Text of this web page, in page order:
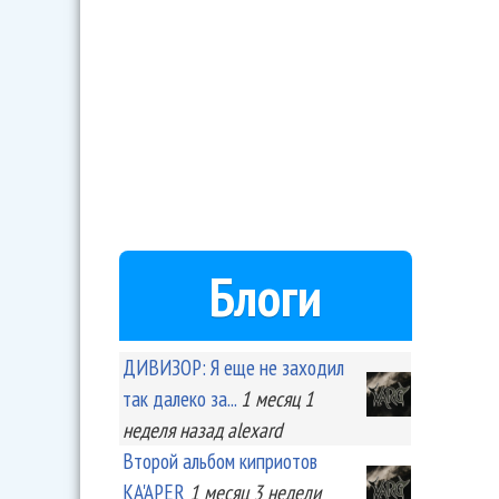
Блоги
ДИВИЗОР: Я еще не заходил
так далеко за... 1 месяц 1
неделяназад alexard
Второй альбом киприотов
KA'APER 1 месяц 3 недели